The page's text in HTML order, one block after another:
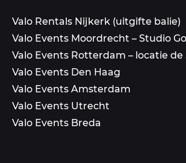
Valo Rentals Nijkerk (uitgifte balie)
Valo Events Moordrecht – Studio
Valo Events Rotterdam – locatie
Valo Events Den Haag
Valo Events Amsterdam
Valo Events Utrecht
Valo Events Breda